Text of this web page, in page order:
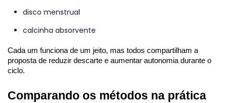
disco menstrual
calcinha absorvente
Cada um funciona de um jeito, mas todos compartilham a
proposta de reduzir descarte e aumentar autonomia durante o
ciclo.
Comparando os métodos na prática